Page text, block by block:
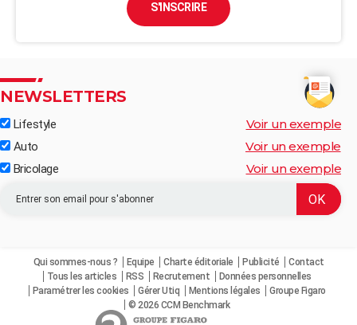
S'INSCRIRE
NEWSLETTERS
Lifestyle Voir un exemple
Auto Voir un exemple
Bricolage Voir un exemple
Qui sommes-nous ? Equipe Charte éditoriale Publicité
Contact
Tous les articles
RSS Recrutement
Données personnelles
Paramétrer les cookies
Gérer Utiq Mentions légales
Groupe Figaro
© 2026 CCM Benchmark